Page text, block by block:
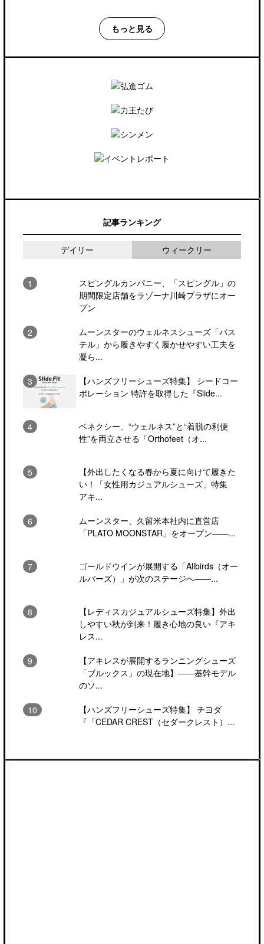
もっと見る
記事ランキング
デイリー ウィークリー
スピングルカンパニー、「スピングル」の
期間限定店舗をラゾーナ川崎プラザにオー
プン
ムーンスターのウェルネスシューズ「パス
テル」から履きやすく履かせやすい工夫を
凝ら...
【ハンズフリーシューズ特集】 シードコー
ポレーション 特許を取得した『Slide...
ベネクシー、“ウェルネス”と“着脱の利便
性”を両立させる「Orthofeet（オ...
【外出したくなる春から夏に向けて履きた
い！「女性用カジュアルシューズ」特集
アキ...
ムーンスター、久留米本社内に直営店
「PLATO MOONSTAR」をオープン――...
ゴールドウインが展開する「Allbirds（オー
ルバーズ）」が次のステージへ――...
【レディスカジュアルシューズ特集】外出
しやすい秋が到来！履き心地の良い『アキ
レス...
【アキレスが展開するランニングシューズ
「ブルックス」の現在地】――基幹モデル
のソ...
【ハンズフリーシューズ特集】 チヨダ
『「CEDAR CREST（セダークレスト）...